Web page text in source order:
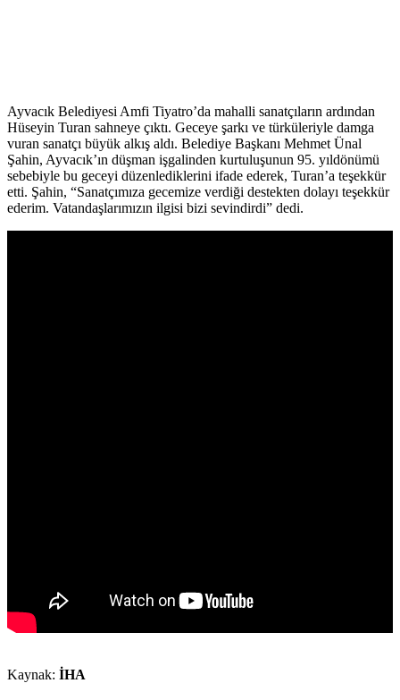
Ayvacık Belediyesi Amfi Tiyatro’da mahalli sanatçıların ardından
Hüseyin Turan sahneye çıktı. Geceye şarkı ve türküleriyle damga
vuran sanatçı büyük alkış aldı. Belediye Başkanı Mehmet Ünal
Şahin, Ayvacık’ın düşman işgalinden kurtuluşunun 95. yıldönümü
sebebiyle bu geceyi düzenlediklerini ifade ederek, Turan’a teşekkür
etti. Şahin, “Sanatçımıza gecemize verdiği destekten dolayı teşekkür
ederim. Vatandaşlarımızın ilgisi bizi sevindirdi” dedi.
Kaynak: İHA